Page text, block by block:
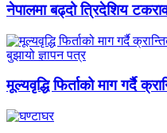
नेपालमा बढ्दो त्रिदेशिय
मूल्यवृद्धि फिर्ताको माग गर्दै